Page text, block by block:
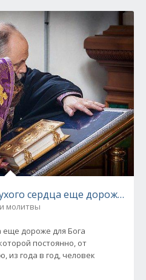
сердца еще дороже для
молитвы
еще дороже для Бога
постоянно, от
из года в год, человек